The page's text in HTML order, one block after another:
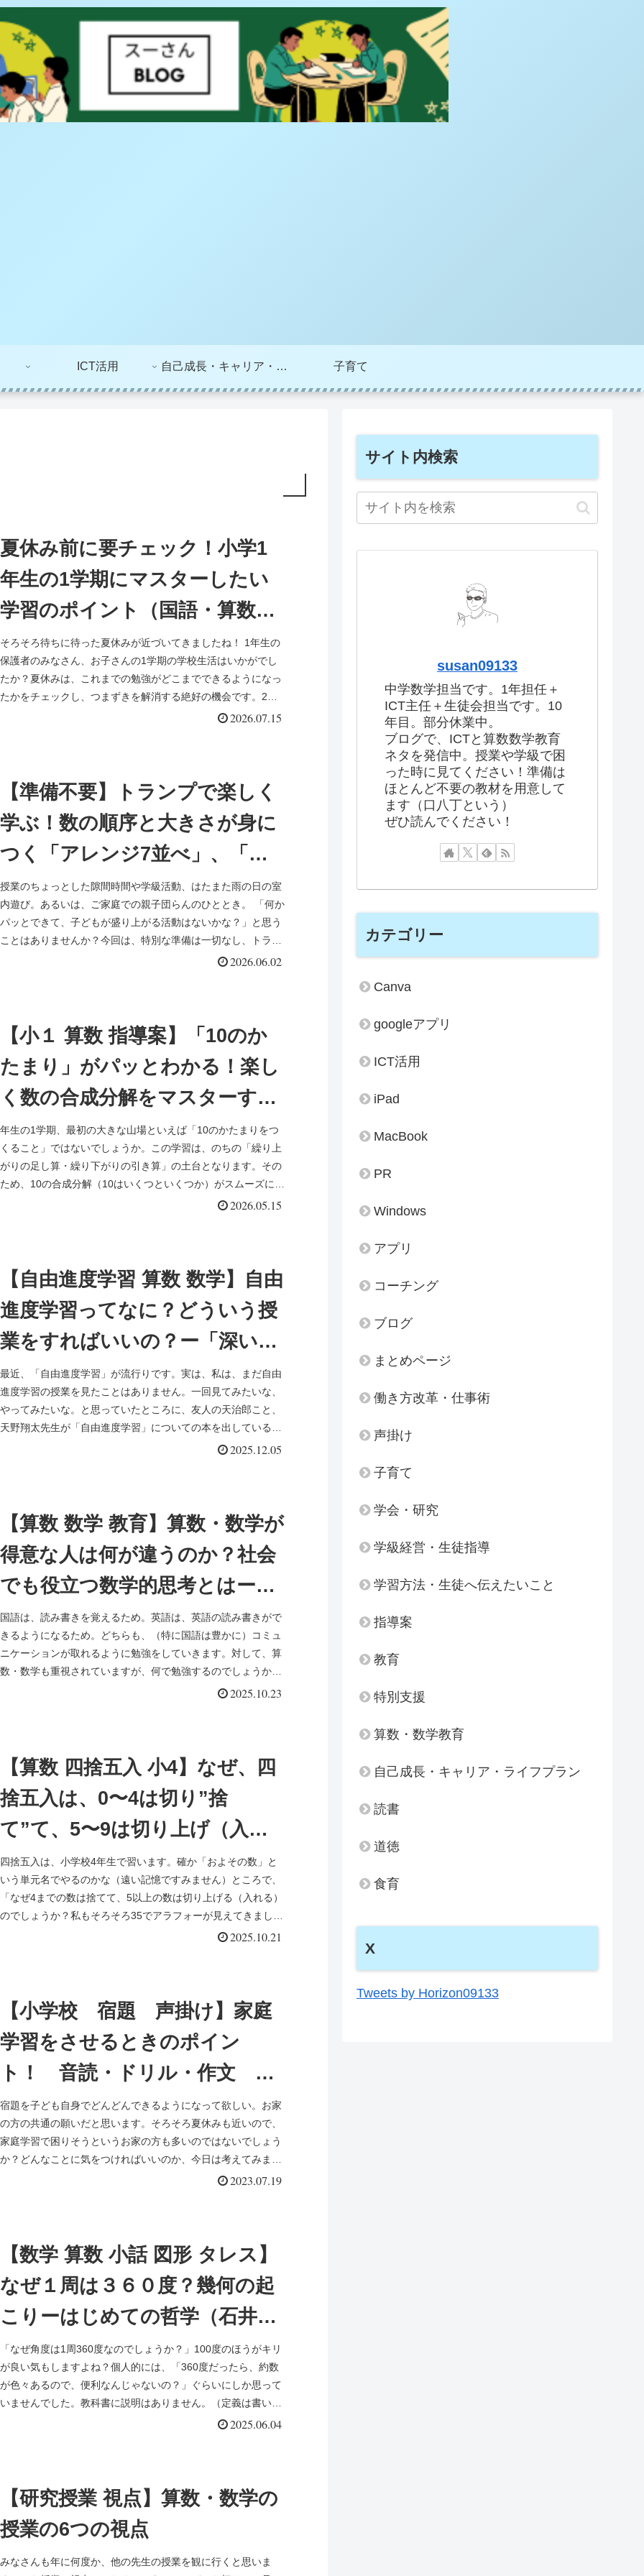
ICT活用 自己成長・キャリア・ライフプラン 子育て
夏休み前に要チェック！小学1
年生の1学期にマスターしたい
学習のポイント（国語・算数
編）
そろそろ待ちに待った夏休みが近づいてきましたね！ 1年生の
保護者のみなさん、お子さんの1学期の学校生活はいかがでし
たか？夏休みは、これまでの勉強がどこまでできるようになっ
たかをチェックし、つまずきを解消する絶好の機会です。2学
2026.07.15
【準備不要】トランプで楽しく
学ぶ！数の順序と大きさが身に
つく「アレンジ7並べ」、「大
小神経衰弱」
授業のちょっとした隙間時間や学級活動、はたまた雨の日の室
内遊び。あるいは、ご家庭での親子団らんのひととき。 「何か
パッとできて、子どもが盛り上がる活動はないかな？」と思う
ことはありませんか？今回は、特別な準備は一切なし、トラン
2026.06.02
【小１ 算数 指導案】「10のか
たまり」がパッとわかる！楽し
く数の合成分解をマスターする
ゲーム４選
年生の1学期、最初の大きな山場といえば「10のかたまりをつ
くること」ではないでしょうか。この学習は、のちの「繰り上
がりの足し算・繰り下がりの引き算」の土台となります。その
ため、10の合成分解（10はいくつといくつか）がスムーズにで
2026.05.15
【自由進度学習 算数 数学】自由
進度学習ってなに？どういう授
業をすればいいの？ー「深い学
びを生む！ 算数科の自由進度
学習」（天野翔太）を読んでー
最近、「自由進度学習」が流行りです。実は、私は、まだ自由
進度学習の授業を見たことはありません。一回見てみたいな、
やってみたいな。と思っていたところに、友人の天治郎こと、
天野翔太先生が「自由進度学習」についての本を出しているで
2025.12.05
【算数 数学 教育】算数・数学が
得意な人は何が違うのか？社会
でも役立つ数学的思考とはー
「学校では教えてもらえない超
ディープな算数の教科書」（難
波博之）を読んでー
国語は、読み書きを覚えるため。英語は、英語の読み書きがで
きるようになるため。どちらも、（特に国語は豊かに）コミュ
ニケーションが取れるように勉強をしていきます。対して、算
数・数学も重視されていますが、何で勉強するのでしょうか？
2025.10.23
【算数 四捨五入 小4】なぜ、四
捨五入は、0〜4は切り”捨
て”て、5〜9は切り上げ（入れ
る）のか？ー「学校では教えて
もらえない超ディープな算数の
教科書」（難波博之）を読んで
四捨五入は、小学校4年生で習います。確か「およその数」と
いう単元名でやるのかな（遠い記憶ですみません）ところで、
「なぜ4までの数は捨てて、5以上の数は切り上げる（入れる）
のでしょうか？私もそろそろ35でアラフォーが見えてきまし
2025.10.21
【小学校 宿題 声掛け】家庭
学習をさせるときのポイン
ト！ 音読・ドリル・作文 夏
休み、冬休みの宿題に向けて
宿題を子ども自身でどんどんできるようになって欲しい。お家
の方の共通の願いだと思います。そろそろ夏休みも近いので、
家庭学習で困りそうというお家の方も多いのではないでしょう
か？どんなことに気をつければいいのか、今日は考えてみまし
2023.07.19
【数学 算数 小話 図形 タレス】
なぜ１周は３６０度？幾何の起
こりーはじめての哲学（石井郁
男）を読んでー
「なぜ角度は1周360度なのでしょうか？」100度のほうがキリ
が良い気もしますよね？個人的には、「360度だったら、約数
が色々あるので、便利なんじゃないの？」ぐらいにしか思って
いませんでした。教科書に説明はありません。（定義は書いて
2025.06.04
【研究授業 視点】算数・数学の
授業の6つの視点
みなさんも年に何度か、他の先生の授業を観に行くと思いま
サイト内検索
susan09133
中学数学担当です。1年担任＋
ICT主任＋生徒会担当です。10
年目。部分休業中。
ブログで、ICTと算数数学教育
ネタを発信中。授業や学級で困
った時に見てください！準備は
ほとんど不要の教材を用意して
ます（口八丁という）
ぜひ読んでください！
カテゴリー
Canva
googleアプリ
ICT活用
iPad
MacBook
PR
Windows
アプリ
コーチング
ブログ
まとめページ
働き方改革・仕事術
声掛け
子育て
学会・研究
学級経営・生徒指導
学習方法・生徒へ伝えたいこと
指導案
教育
特別支援
算数・数学教育
自己成長・キャリア・ライフプラン
読書
道徳
食育
X
Tweets by Horizon09133